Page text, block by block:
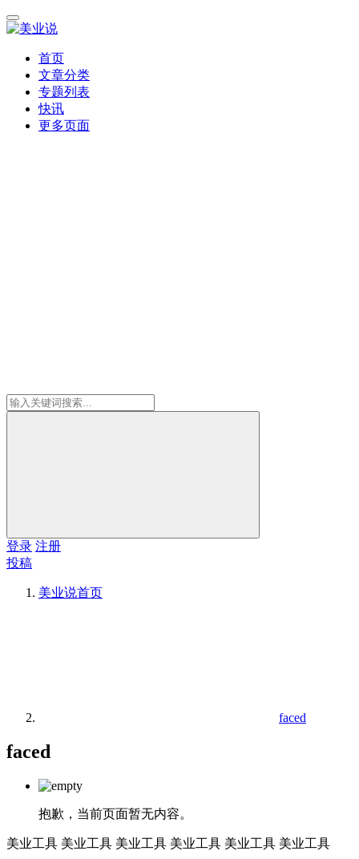
首页
文章分类
专题列表
快讯
更多页面
登录 注册
投稿
美业说首页
faced
faced
抱歉，当前页面暂无内容。
美业工具 美业工具 美业工具 美业工具 美业工具 美业工具